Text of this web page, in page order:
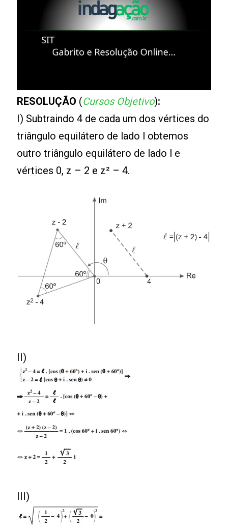
RESOLUÇÃO (Cursos Objetivo):
I) Subtraindo 4 de cada um dos vértices do
triângulo equilátero de lado l obtemos
outro triângulo equilátero de lado l e
vértices 0, z – 2 e z² – 4.
II)
III)